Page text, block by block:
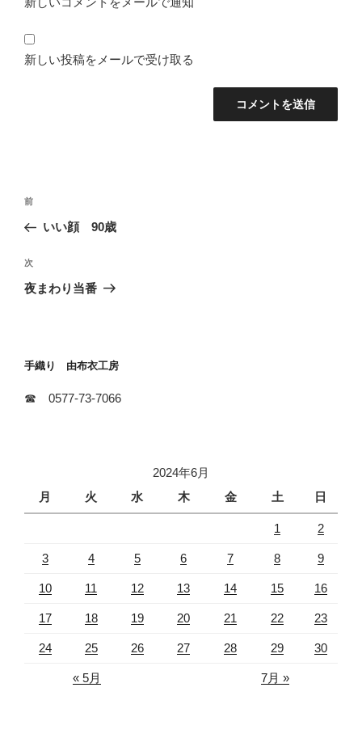
新しい投稿をメールで受け取る
投
ナ
ビ
ゲ
ン
前
の
稿
前
いい顔 90歳
次
の
次
夜まわり当番
手織り 由布衣工房
☎ 0577-73-7066
2024年6月
月
火 水 木 金 土 日
1 2
3 4 5 6 7 8 9
10 11 12 13 14 15 16
17 18 19 20 21 22 23
24 25 26 27 28 29 30
« 5月 7月 »